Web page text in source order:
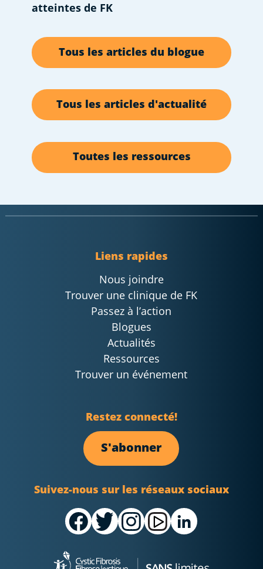
atteintes de FK
Tous les articles du blogue
Tous les articles d'actualité
Toutes les ressources
Liens rapides
Nous joindre
Trouver une clinique de FK
Passez à l’action
Blogues
Actualités
Ressources
Trouver un événement
Restez connecté!
S'abonner
Suivez-nous sur les réseaux sociaux